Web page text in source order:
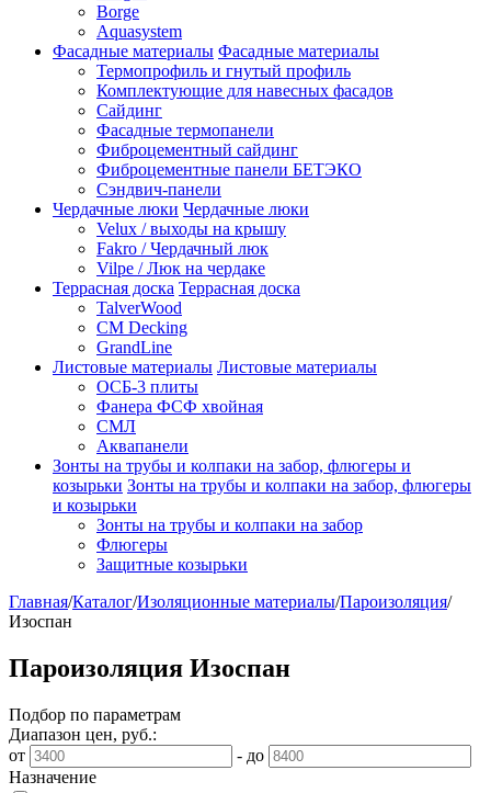
Borge
Aquasystem
Фасадные материалы Фасадные материалы
Термопрофиль и гнутый профиль
Комплектующие для навесных фасадов
Сайдинг
Фасадные термопанели
Фиброцементный сайдинг
Фиброцементные панели БЕТЭКО
Сэндвич-панели
Чердачные люки Чердачные люки
Velux / выходы на крышу
Fakro / Чердачный люк
Vilpe / Люк на чердаке
Террасная доска Террасная доска
TalverWood
CM Decking
GrandLine
Листовые материалы Листовые материалы
ОСБ-3 плиты
Фанера ФСФ хвойная
СМЛ
Аквапанели
Зонты на трубы и колпаки на забор, флюгеры и
козырьки Зонты на трубы и колпаки на забор, флюгеры
и козырьки
Зонты на трубы и колпаки на забор
Флюгеры
Защитные козырьки
Главная/Каталог/Изоляционные материалы/Пароизоляция/
Изоспан
Пароизоляция Изоспан
Подбор по параметрам
Диапазон цен, руб.:
от
- до
Назначение